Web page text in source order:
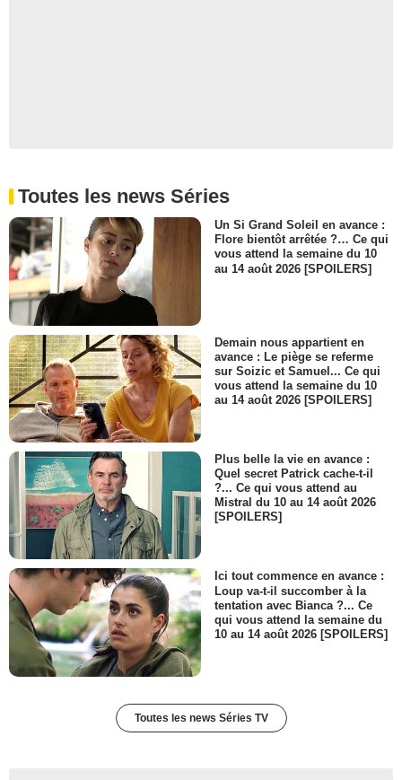
Toutes les news Séries
Un Si Grand Soleil en avance :
Flore bientôt arrêtée ?… Ce qui
vous attend la semaine du 10
au 14 août 2026 [SPOILERS]
Demain nous appartient en
avance : Le piège se referme
sur Soizic et Samuel... Ce qui
vous attend la semaine du 10
au 14 août 2026 [SPOILERS]
Plus belle la vie en avance :
Quel secret Patrick cache-t-il
?... Ce qui vous attend au
Mistral du 10 au 14 août 2026
[SPOILERS]
Ici tout commence en avance :
Loup va-t-il succomber à la
tentation avec Bianca ?... Ce
qui vous attend la semaine du
10 au 14 août 2026 [SPOILERS]
Toutes les news Séries TV